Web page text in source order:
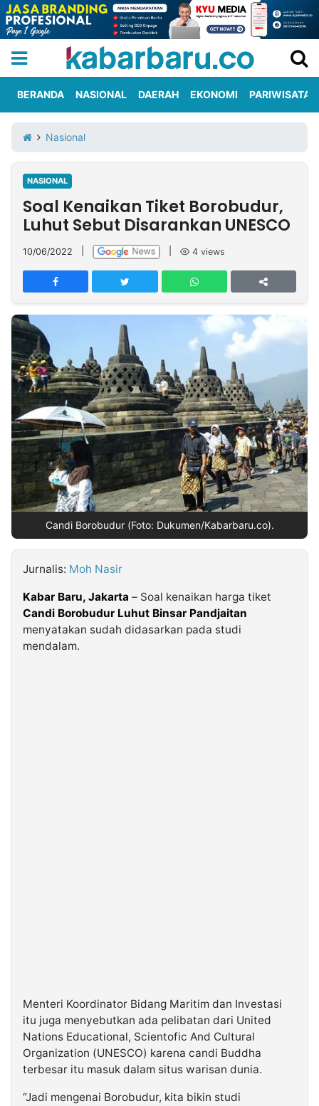
Iklan
Berita
Kami
Nasional
International
Olahraga
Entertainment
Daerah
Pariwisata
Kuliner
Kolom
Network
PT
TREETAN
MULTIMEDIA
INDONESIA
Partner
Insight
NTB
Suara
Time
Lens
IDN
Daily
Jogja
Jalan
Rakyat
Idealita
News
Kita
Notice
Dinamikapost.com
Radar
Baru
Seedbacklink
Follow
Kabarbaru
BERANDA NASIONAL DAERAH EKONOMI PARIWISATA
Nasional
NASIONAL
Soal Kenaikan Tiket Borobudur,
Luhut Sebut Disarankan UNESCO
10/06/2022 4 views
Candi Borobudur (Foto: Dukumen/Kabarbaru.co).
Jurnalis: Moh Nasir
Kabar Baru, Jakarta – Soal kenaikan harga tiket
Candi Borobudur Luhut Binsar Pandjaitan
menyatakan sudah didasarkan pada studi
mendalam.
Menteri Koordinator Bidang Maritim dan Investasi
itu juga menyebutkan ada pelibatan dari United
Nations Educational, Scientofic And Cultural
Organization (UNESCO) karena candi Buddha
terbesar itu masuk dalam situs warisan dunia.
“Jadi mengenai Borobudur, kita bikin studi